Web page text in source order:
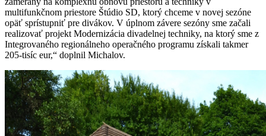
multifunkčnom priestore Štúdio SD, ktorý chceme v novej sezóne
opäť sprístupniť pre divákov. V úplnom závere sezóny sme začali
realizovať projekt Modernizácia divadelnej techniky, na ktorý sme z
Integrovaného regionálneho operačného programu získali takmer
205-tisíc eur,“ doplnil Michalov.